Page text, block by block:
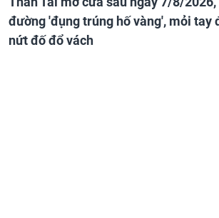
đường 'đụng trúng hố vàng', mỏi tay
nứt đố đổ vách